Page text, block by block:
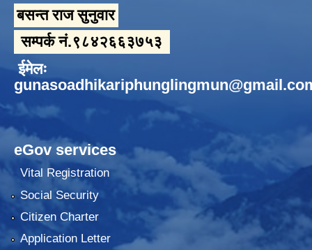
बसन्त राज सुनुवार
सम्पर्क नं.९८४२६६३७५३
ईमेलः
eGov services
Vital Registration
Social Security
Citizen Charter
Application Letter